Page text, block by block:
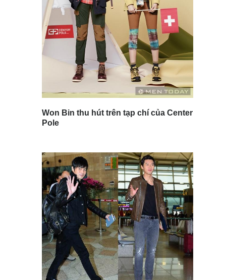
Won Bin thu hút trên tạp chí của Center
Pole